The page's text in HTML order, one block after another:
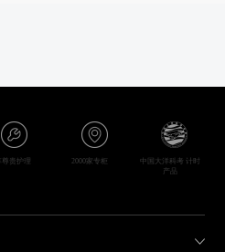
尊贵护理 2000家专柜
中国大洋科考 计时
产品